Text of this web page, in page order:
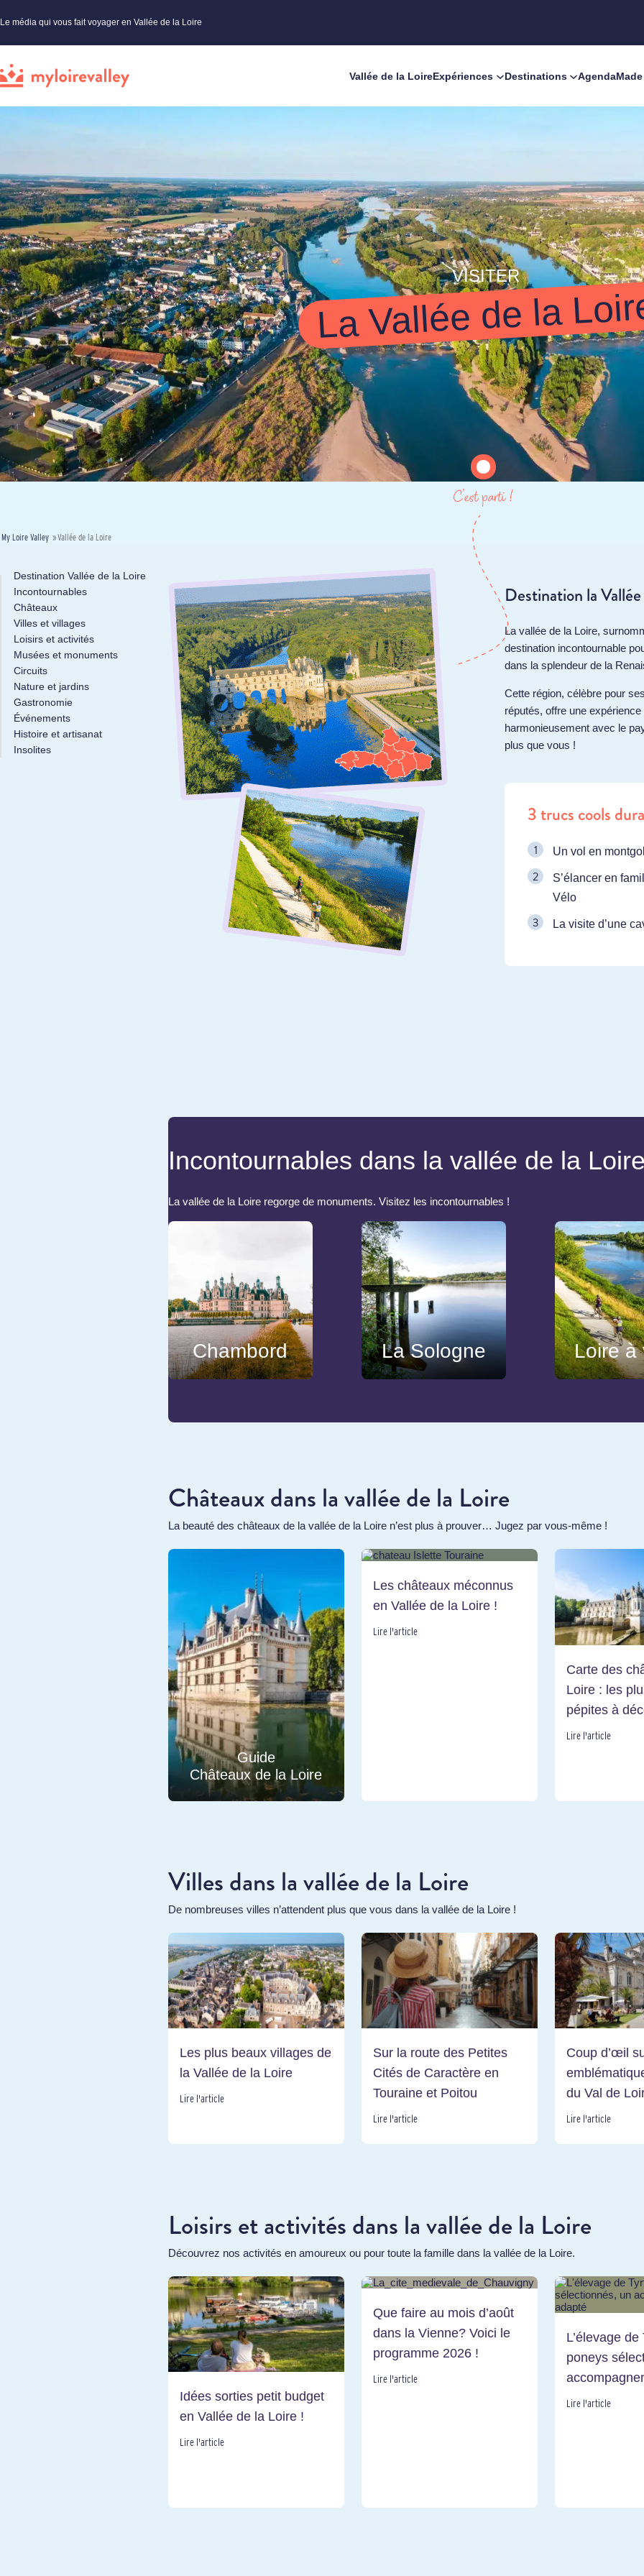
Le média qui vous fait voyager en Vallée de la Loire
Vallée de la LoireExpériences Destinations Agenda
VISITER
La Vallée de la
My Loire Valley »Vallée de la Loire
Destination Vallée de la Loire
Incontournables
Châteaux
Villes et villages
Loisirs et activités
Musées et monuments
Circuits
Nature et jardins
Gastronomie
Événements
Histoire et artisanat
Insolites
Destination la
La vallée de la Loire,
destination incontournable
dans la splendeur de la
Cette région, célèbre pour
réputés, offre une
harmonieusement avec le
plus que vous !
3 trucs cools
Un vol en
S’élancer en
Vélo
La visite d’une
Incontournables dans la vallée de la
La vallée de la Loire regorge de monuments. Visitez les incontournables !
Chambord La Sologne Loire à
Châteaux dans la vallée de la Loire
La beauté des châteaux de la vallée de la Loire n’est plus à prouver… Jugez par vous-même !
Guide
Châteaux de la Loire
Les châteaux méconnus
en Vallée de la Loire !
Lire l'article
Carte des
Loire : les
pépites à
Lire l'article
Villes dans la vallée de la Loire
De nombreuses villes n’attendent plus que vous dans la vallée de la Loire !
Les plus beaux villages de
la Vallée de la Loire
Lire l'article
Sur la route des Petites
Cités de Caractère en
Touraine et Poitou
Lire l'article
Coup d’œil
du Val de
Lire l'article
Loisirs et activités dans la vallée de la Loire
Découvrez nos activités en amoureux ou pour toute la famille dans la vallée de la Loire.
Idées sorties petit budget
en Vallée de la Loire !
Lire l'article
Que faire au mois d’août
dans la Vienne? Voici le
programme 2026 !
Lire l'article
L’élevage
poneys
Lire l'article